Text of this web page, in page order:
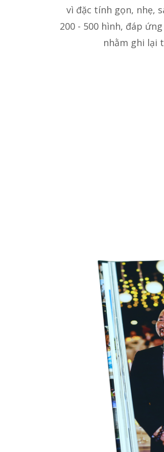
vì đặc tính gọn, nhẹ,
200 - 500 hình, đáp
nhằm ghi lại